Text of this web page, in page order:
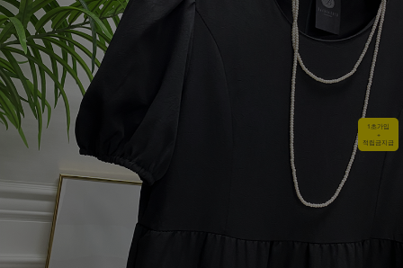
1초가입
+
적립금지급